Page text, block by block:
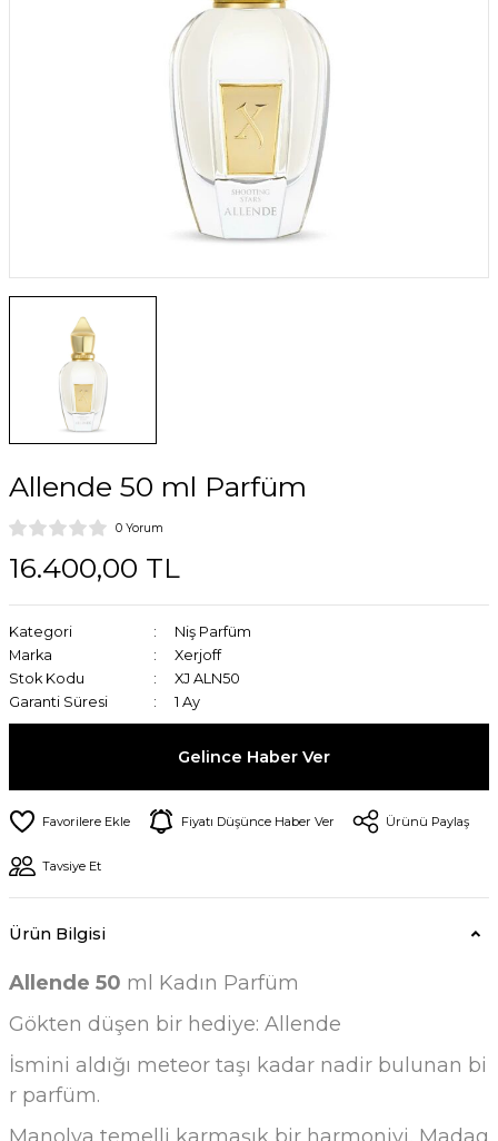
Allende 50 ml Parfüm
0 Yorum
16.400,00 TL
Kategori
Niş Parfüm
Marka
Xerjoff
Stok Kodu
XJ ALN50
Garanti Süresi
1 Ay
Gelince Haber Ver
Fiyatı Düşünce Haber Ver Ürünü Paylaş
Tavsiye Et
Ürün Bilgisi
Allende 50 ml Kadın Parfüm
Gökten düşen bir hediye: Allende
İsmini aldığı meteor taşı kadar nadir bulunan bi
r parfüm.